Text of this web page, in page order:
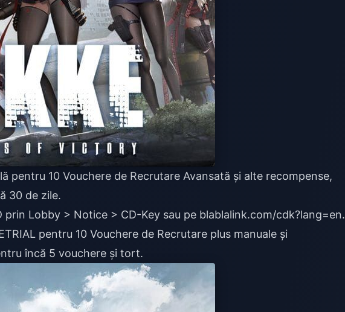
pentru 10 Vouchere de Recrutare Avansată și alte recompense,
30 de zile.
prin Lobby > Notice > CD-Key sau pe blablalink.com/cdk?lang=en.
pentru 10 Vouchere de Recrutare plus manuale și
încă 5 vouchere și tort.